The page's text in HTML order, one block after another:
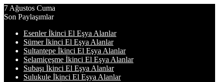
7 Ağustos Cuma
Son Paylaşımlar
Esenler İkinci El Eşya Alanlar
Sümer İkinci El Eşya Alanlar
Sultantepe İkinci El Eşya Alanlar
Selamiçeşme İkinci El Eşya Alanlar
Subaşı İkinci El Eşya Alanlar
Sulukule İkinci El Eşya Alanlar